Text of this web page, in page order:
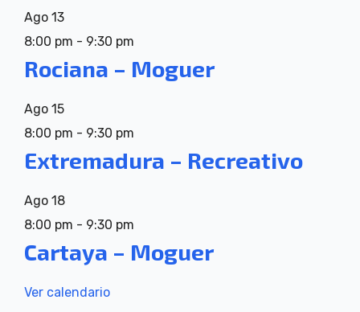
Ago 13
8:00 pm - 9:30 pm
Rociana – Moguer
Ago 15
8:00 pm - 9:30 pm
Extremadura – Recreativo
Ago 18
8:00 pm - 9:30 pm
Cartaya – Moguer
Ver calendario